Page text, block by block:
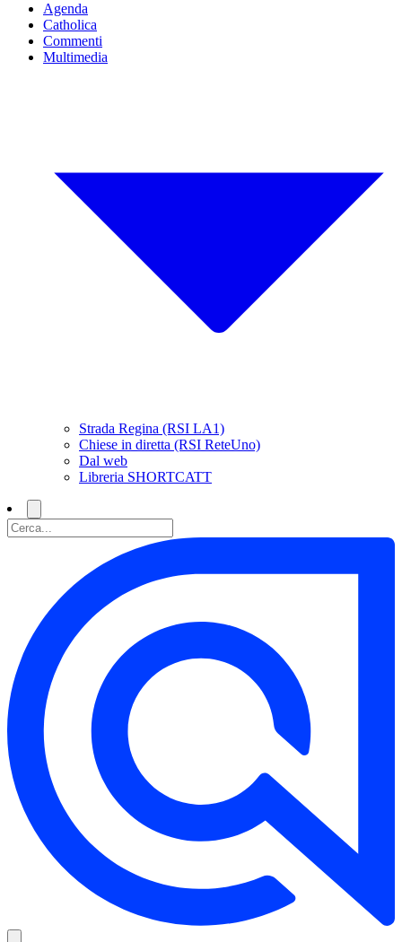
Agenda
Catholica
Commenti
Multimedia
Strada Regina (RSI LA1)
Chiese in diretta (RSI ReteUno)
Dal web
Libreria SHORTCATT